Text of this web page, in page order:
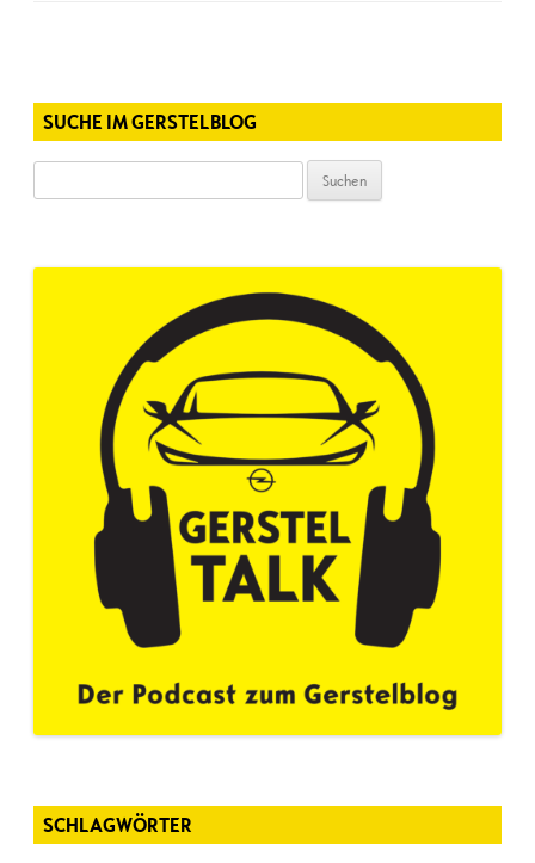
SUCHE IM GERSTELBLOG
nach:
SCHLAGWÖRTER